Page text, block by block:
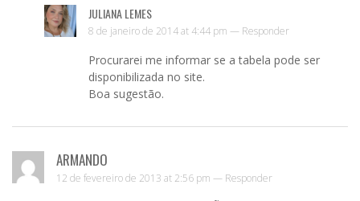
JULIANA LEMES
8 de janeiro de 2014 at 4:44 pm — Responder
Procurarei me informar se a tabela pode ser
disponibilizada no site.
Boa sugestão.
ARMANDO
12 de fevereiro de 2013 at 2:56 pm — Responder